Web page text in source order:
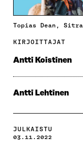
Topias Dean, Sitra
KIRJOITTAJAT
Antti Koistinen
Antti Lehtinen
JULKAISTU
03.11.2022